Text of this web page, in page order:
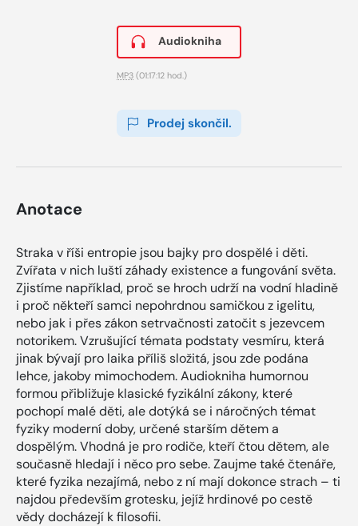
Audiokniha
MP3 (01:17:12 hod.)
Prodej skončil.
Anotace
Straka v říši entropie jsou bajky pro dospělé i děti.
Zvířata v nich luští záhady existence a fungování světa.
Zjistíme například, proč se hroch udrží na vodní hladině
i proč někteří samci nepohrdnou samičkou z igelitu,
nebo jak i přes zákon setrvačnosti zatočit s jezevcem
notorikem. Vzrušující témata podstaty vesmíru, která
jinak bývají pro laika příliš složitá, jsou zde podána
lehce, jakoby mimochodem. Audiokniha humornou
formou přibližuje klasické fyzikální zákony, které
pochopí malé děti, ale dotýká se i náročných témat
fyziky moderní doby, určené starším dětem a
dospělým. Vhodná je pro rodiče, kteří čtou dětem, ale
současně hledají i něco pro sebe. Zaujme také čtenáře,
které fyzika nezajímá, nebo z ní mají dokonce strach – ti
najdou především grotesku, jejíž hrdinové po cestě
vědy docházejí k filosofii.